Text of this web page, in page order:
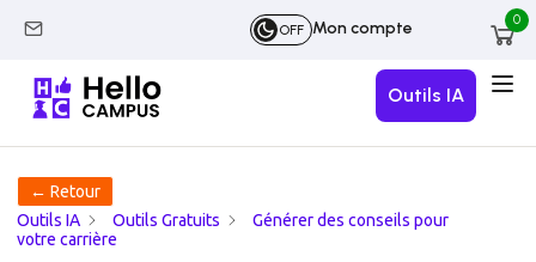
OFF Mon compte 0
Outils IA
← Retour
Outils IA
Outils Gratuits
Générer des conseils pour
votre carrière